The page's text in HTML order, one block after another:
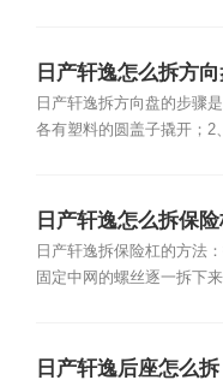
日产轩逸怎么拆方向
日产轩逸拆方向盘的步骤
各有塑料的圆盖子撬开；2
日产轩逸怎么拆保险
日产轩逸拆保险杠的方法
固定中网的螺丝逐一拆下来
日产轩逸后座怎么拆